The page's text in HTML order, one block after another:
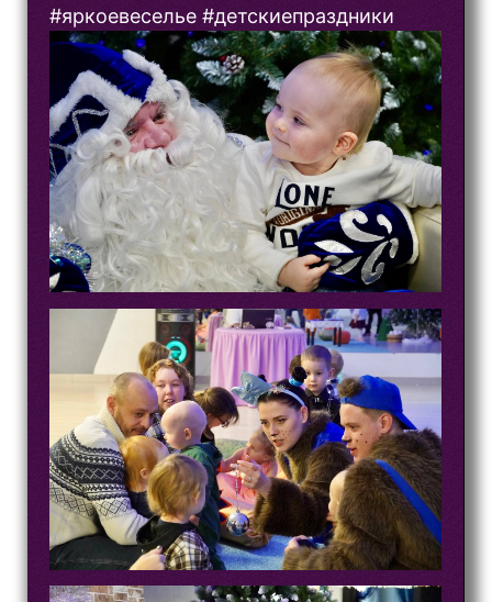
#яркоевеселье #детскиепраздники